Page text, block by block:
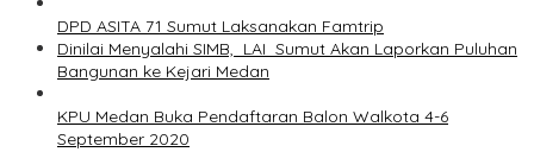
DPD ASITA 71 Sumut Laksanakan Famtrip
Dinilai Menyalahi SIMB, LAI Sumut Akan Laporkan Puluhan
Bangunan ke Kejari Medan
KPU Medan Buka Pendaftaran Balon Walkota 4-6
September 2020